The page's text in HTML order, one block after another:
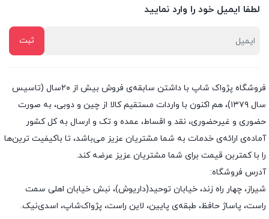
لطفا ایمیل خود را وارد نمایید
فروشگاه پژواک شاپ با داشتن سابقه‌ی فروش بیش از ۲۰سال (تاسیس
سال ۱۳۷۹)، هم اکنون با واردات مستقیم کالا از چین و دوبی، به صورت
حضوری و غیرحضوری، نقد و اقساط، عمده و تک و ارسال به کل کشور
آماده‌ی ارائه‌ی خدمات به شما مشتریان عزیز می‌باشد، تا باکیفیت ترین‌ها
را با کمتربن قیمت برای شما مشتریان عزیز عرضه کند.
آدرس فروشگاه:
شیراز، چهار راه زند، خیابان توحید(داریوش)، نبش خیابان اهلی سمت
راست، پاساژ حافظ، طبقه‌ی پایین، لاین راست، پژواک‌شاپ، اسدی‌نیک.